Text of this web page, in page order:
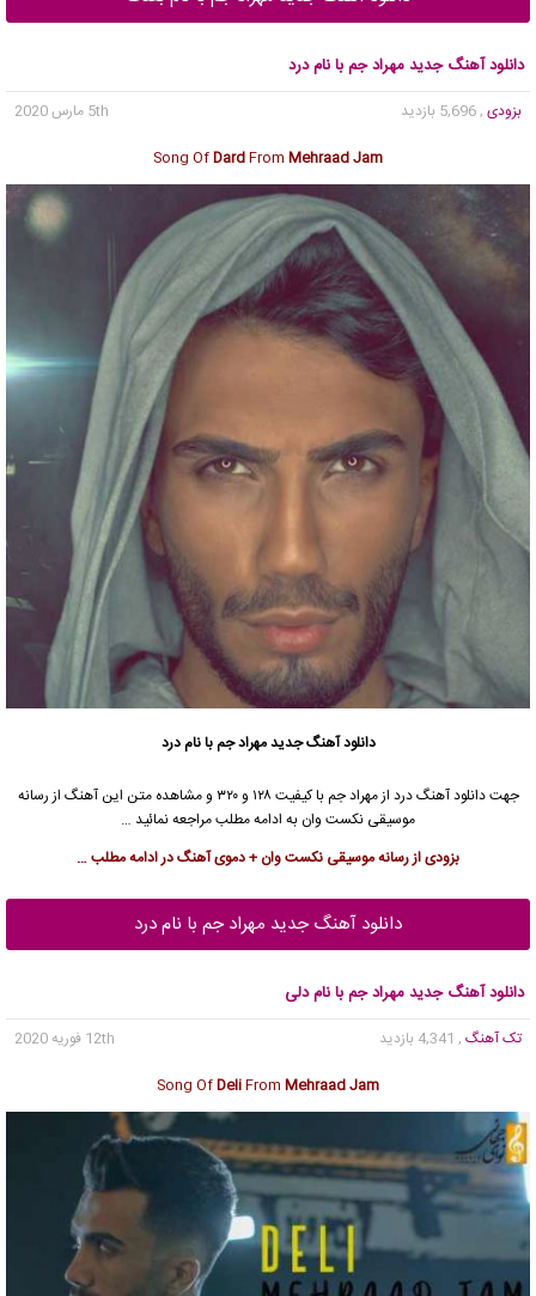
دانلود آهنگ جدید مهراد جم با نام درد
بزودی , 5,696 بازدید
5th مارس 2020
Song OfDardFrom Mehraad Jam
دانلود آهنگ جدیدمهراد جم با نام درد
جهت دانلود آهنگ درد از مهراد جم با کیفیت ۱۲۸ و ۳۲۰ و مشاهده متن این آهنگ از رسانه
موسیقی نکست وان به ادامه مطلب مراجعه نمائید …
بزودی از رسانه موسیقی نکست وان + دموی آهنگ در ادامه مطلب …
دانلود آهنگ جدید مهراد جم با نام درد
دانلود آهنگ جدید مهراد جم با نام دلی
تک آهنگ , 4,341 بازدید
12th فوریه 2020
Song OfDeliFrom Mehraad Jam